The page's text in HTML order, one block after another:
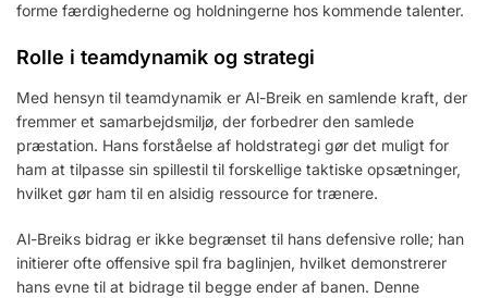
forme færdighederne og holdningerne hos kommende talenter.
Rolle i teamdynamik og strategi
Med hensyn til teamdynamik er Al-Breik en samlende kraft, der
fremmer et samarbejdsmiljø, der forbedrer den samlede
præstation. Hans forståelse af holdstrategi gør det muligt for
ham at tilpasse sin spillestil til forskellige taktiske opsætninger,
hvilket gør ham til en alsidig ressource for trænere.
Al-Breiks bidrag er ikke begrænset til hans defensive rolle; han
initierer ofte offensive spil fra baglinjen, hvilket demonstrerer
hans evne til at bidrage til begge ender af banen. Denne